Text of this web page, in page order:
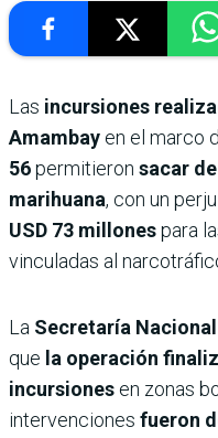
Las incursiones
Amambay en el marco
56permitieron sacar
marihuana, con un
USD 73 millonespara
vinculadas al
La Secretaría
que la operación
incursiones en zonas
intervenciones fueron